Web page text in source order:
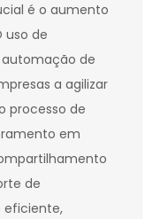
é o aumento
uso de
de
a agilizar
processo de
em
de
eficiente,